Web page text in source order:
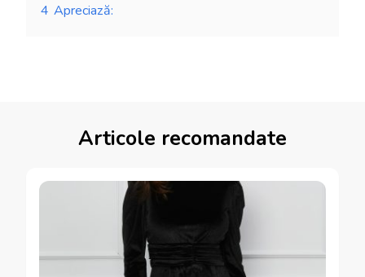
4 Apreciază:
Articole recomandate